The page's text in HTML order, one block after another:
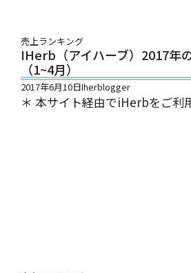
売上ランキング
IHerb（アイハーブ）2017年
（1~4月）
2017年6月10日Iherblogger
＊ 本サイト経由でiHerbをご利